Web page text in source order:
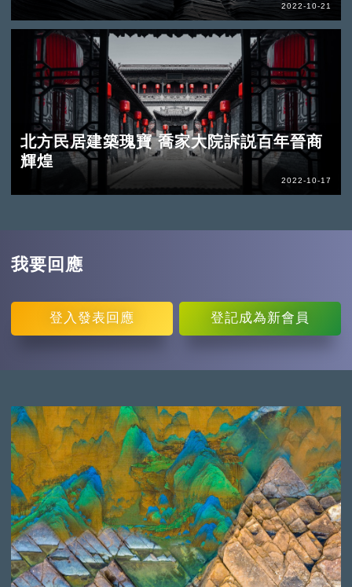
2022-10-21
北方民居建築瑰寶 喬家大院訴説百年晉商
輝煌
2022-10-17
我要回應
登入 發表回應 登記成為新會員